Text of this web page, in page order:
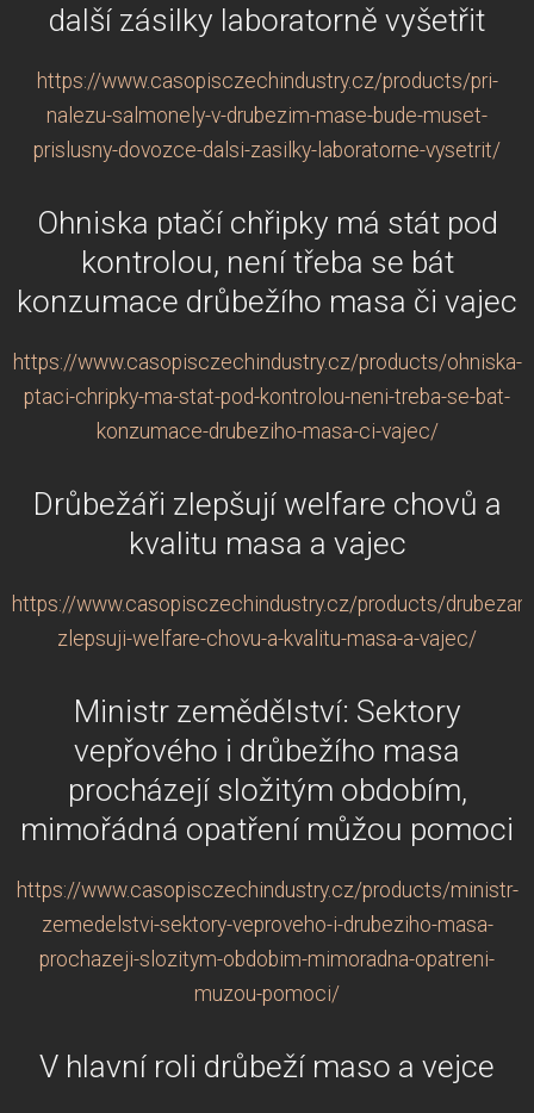
další zásilky laboratorně vyšetřit
https://www.casopisczechindustry.cz/products/pri-
nalezu-salmonely-v-drubezim-mase-bude-muset-
prislusny-dovozce-dalsi-zasilky-laboratorne-vysetrit/
Ohniska ptačí chřipky má stát pod
kontrolou, není třeba se bát
konzumace drůbežího masa či vajec
https://www.casopisczechindustry.cz/products/ohniska-
ptaci-chripky-ma-stat-pod-kontrolou-neni-treba-se-bat-
konzumace-drubeziho-masa-ci-vajec/
Drůbežáři zlepšují welfare chovů a
kvalitu masa a vajec
https://www.casopisczechindustry.cz/products/drubezari-
zlepsuji-welfare-chovu-a-kvalitu-masa-a-vajec/
Ministr zemědělství: Sektory
vepřového i drůbežího masa
procházejí složitým obdobím,
mimořádná opatření můžou pomoci
https://www.casopisczechindustry.cz/products/ministr-
zemedelstvi-sektory-veproveho-i-drubeziho-masa-
prochazeji-slozitym-obdobim-mimoradna-opatreni-
muzou-pomoci/
V hlavní roli drůbeží maso a vejce